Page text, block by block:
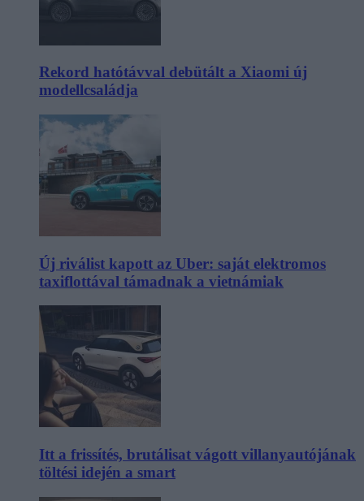
Rekord hatótávval debütált a Xiaomi új
modellcsaládja
Új riválist kapott az Uber: saját elektromos
taxiflottával támadnak a vietnámiak
Itt a frissítés, brutálisat vágott villanyautójának
töltési idején a smart